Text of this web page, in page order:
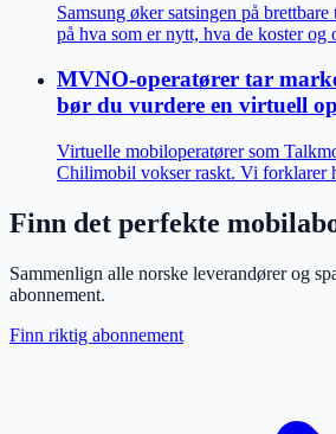
Samsung øker satsingen på
på hva som er nytt, hva de koster og
MVNO-operatører tar
bør du vurdere en virtuell
Virtuelle mobiloperatører som
Chilimobil vokser raskt. Vi forklarer
Finn det perfekte
Sammenlign alle norske leverandører og
abonnement.
Finn riktig abonnement